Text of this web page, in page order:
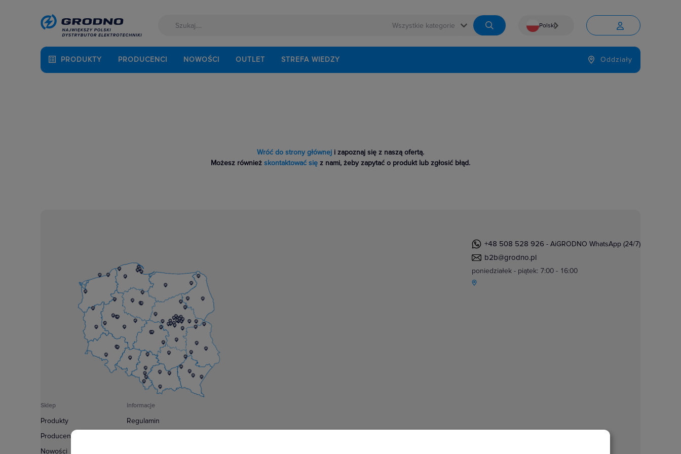
 Polski
Język

PRODUKTY PRODUCENCI NOWOŚCI OUTLET STREFA WIEDZY Oddziały
Wróć do strony głównej i zapoznaj się z naszą ofertą.
Możesz również skontaktować się z nami, żeby zapytać o produkt lub zgłosić błąd.
+48 508 528 926 - AiGRODNO WhatsApp (24/7)
b2b@grodno.pl
poniedziałek - piątek: 7:00 - 16:00
Sklep
Produkty
Producenci
Nowości
Informacje
Regulamin